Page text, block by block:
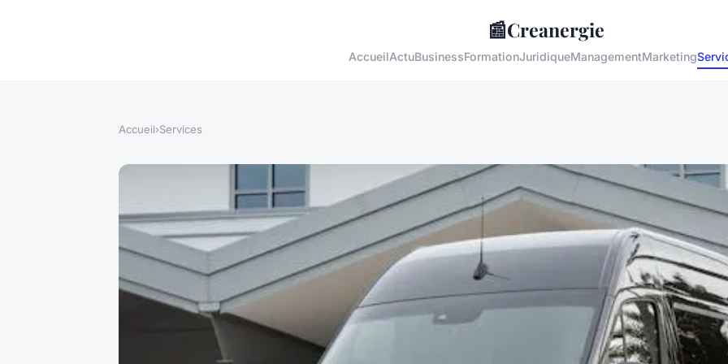
📰Creanergie
AccueilActuBusinessFormationJuridiqueManagementMarketing
Accueil›Services